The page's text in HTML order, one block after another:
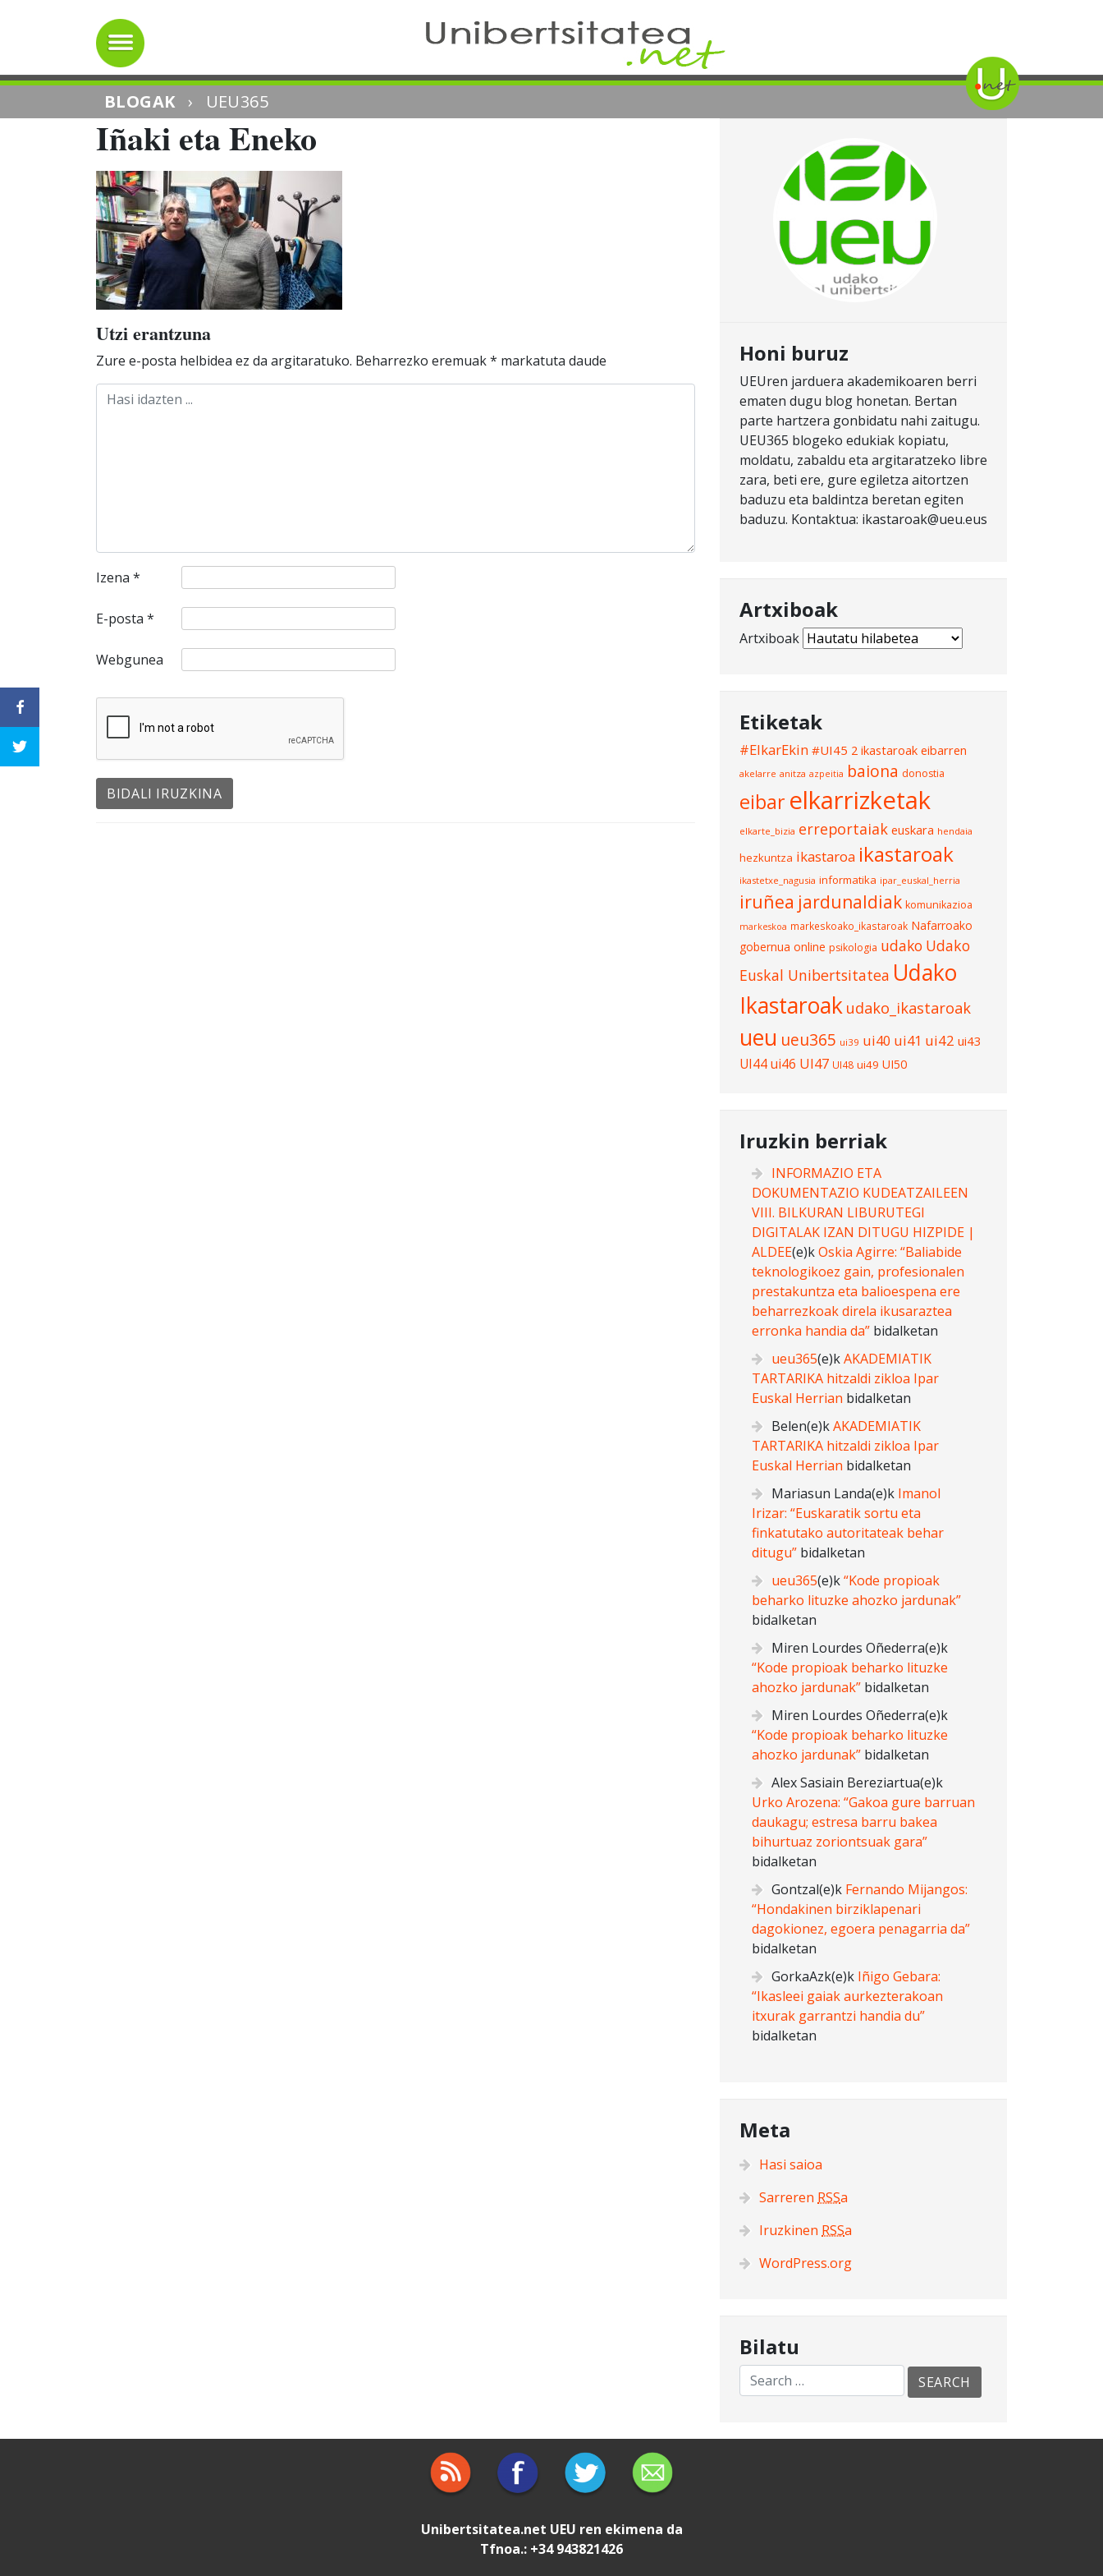
BLOGAK › UEU365
Iñaki eta Eneko
Utzi erantzuna
Zure e-posta helbidea ez da argitaratuko. Beharrezko eremuak* markatuta daude
Izena *
E-posta *
Webgunea
Honi buruz
UEUren jarduera akademikoaren berri
ematen dugu blog honetan. Bertan
parte hartzera gonbidatu nahi zaitugu.
UEU365 blogeko edukiak kopiatu,
moldatu, zabaldu eta argitaratzeko libre
zara, beti ere, gure egiletza aitortzen
baduzu eta baldintza beretan egiten
baduzu. Kontaktua: ikastaroak@ueu.eus
Artxiboak
Artxiboak
Etiketak
#ElkarEkin #UI45 2 ikastaroak eibarren
akelarre anitza azpeitia baiona donostia
eibar elkarrizketak
elkarte_bizia erreportaiak euskara hendaia
hezkuntza ikastaroa ikastaroak
ikastetxe_nagusia informatika ipar_euskal_herria
iruñea jardunaldiak komunikazioa
markeskoa markeskoako_ikastaroak Nafarroako
gobernua online psikologia udako Udako
Euskal Unibertsitatea Udako
Ikastaroak udako_ikastaroak
ueu ueu365 ui39 ui40 ui41 ui42 ui43
UI44ui46 UI47 UI48 ui49 UI50
Iruzkin berriak
INFORMAZIO ETA
DOKUMENTAZIO KUDEATZAILEEN
VIII. BILKURAN LIBURUTEGI
DIGITALAK IZAN DITUGU HIZPIDE |
ALDEE(e)kOskia Agirre: “Baliabide
teknologikoez gain, profesionalen
prestakuntza eta balioespena ere
beharrezkoak direla ikusaraztea
erronka handia da” bidalketan
ueu365(e)kAKADEMIATIK
TARTARIKA hitzaldi zikloa Ipar
Euskal Herrian bidalketan
Belen(e)kAKADEMIATIK
TARTARIKA hitzaldi zikloa Ipar
Euskal Herrian bidalketan
Mariasun Landa(e)k Imanol
Irizar: “Euskaratik sortu eta
finkatutako autoritateak behar
ditugu” bidalketan
ueu365(e)k“Kode propioak
beharko lituzke ahozko jardunak”
bidalketan
Miren Lourdes Oñederra(e)k
“Kode propioak beharko lituzke
ahozko jardunak” bidalketan
Miren Lourdes Oñederra(e)k
“Kode propioak beharko lituzke
ahozko jardunak” bidalketan
Alex Sasiain Bereziartua(e)k
Urko Arozena: “Gakoa gure barruan
daukagu; estresa barru bakea
bihurtuaz zoriontsuak gara”
bidalketan
Gontzal(e)k Fernando Mijangos:
“Hondakinen birziklapenari
dagokionez, egoera penagarria da”
bidalketan
GorkaAzk(e)k Iñigo Gebara:
“Ikasleei gaiak aurkezterakoan
itxurak garrantzi handia du”
bidalketan
Meta
Hasi saioa
Sarreren RSSa
Iruzkinen RSSa
WordPress.org
Bilatu
Unibertsitatea.net UEU ren ekimena da
Tfnoa.: +34 943821426